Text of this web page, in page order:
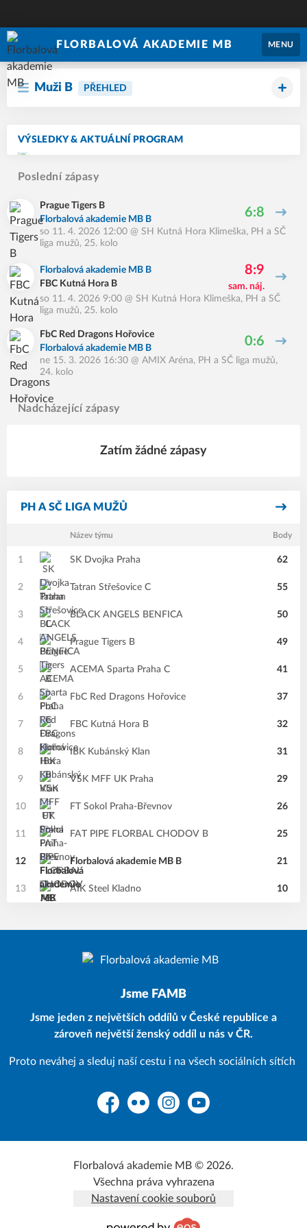
FLORBALOVÁ AKADEMIE MB MENU
Muži B PŘEHLED
VÝSLEDKY & AKTUÁLNÍ PROGRAM
Poslední zápasy
Prague Tigers B
Florbalová akademie MB B
6:8
so 11. 4. 2026 12:00 @ SH Kutná Hora Klimeška, PH a SČ
liga mužů, 25. kolo
Florbalová akademie MB B
FBC Kutná Hora B
8:9
sam. náj.
so 11. 4. 2026 9:00 @ SH Kutná Hora Klimeška, PH a SČ
liga mužů, 25. kolo
FbC Red Dragons Hořovice
Florbalová akademie MB B
0:6
ne 15. 3. 2026 16:30 @ AMIX Aréna, PH a SČ liga mužů,
24. kolo
Nadcházející zápasy
Zatím žádné zápasy
PH A SČ LIGA MUŽŮ
Název týmu Body
1 SK Dvojka Praha 62
2 Tatran Střešovice C 55
3 BLACK ANGELS BENFICA 50
4 Prague Tigers B 49
5 ACEMA Sparta Praha C 41
6 FbC Red Dragons Hořovice 37
7 FBC Kutná Hora B 32
8 IBK Kubánský Klan 31
9 VSK MFF UK Praha 29
10 FT Sokol Praha-Břevnov 26
11 FAT PIPE FLORBAL CHODOV B 25
12 Florbalová akademie MB B 21
13 AIK Steel Kladno 10
Jsme FAMB
Jsme jeden z největších oddílů v České republice a
zároveň největší ženský oddíl u nás v ČR.
Proto neváhej a sleduj naší cestu i na všech sociálních sítích
FacebookFlickr InstagramYouTube
Florbalová akademie MB © 2026.
Všechna práva vyhrazena
Nastavení cookie souborů